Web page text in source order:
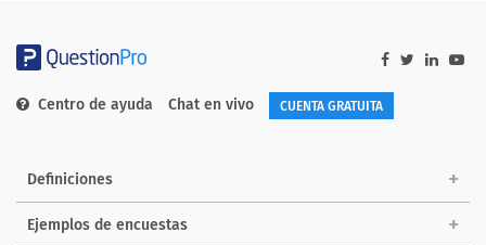
Centro de ayuda Chat en vivo CUENTA GRATUITA
Definiciones
Ejemplos de encuestas